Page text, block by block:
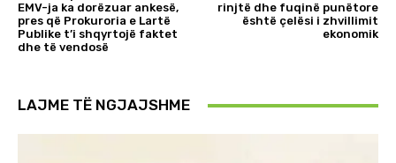
EMV-ja ka dorëzuar ankesë,
pres që Prokuroria e Lartë
Publike t’i shqyrtojë faktet
dhe të vendosë
rinjtë dhe fuqinë punëtore
është çelësi i zhvillimit
ekonomik
LAJME TË NGJAJSHME